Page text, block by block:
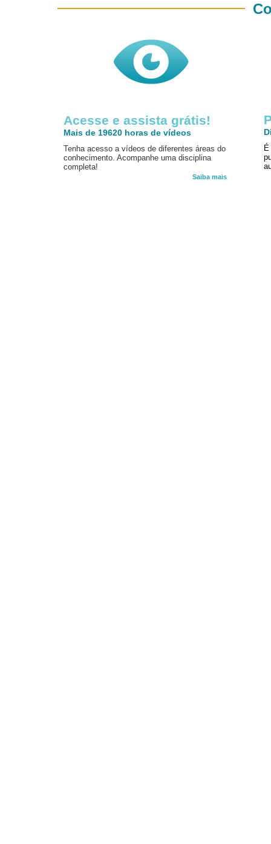
Acesse e assista grátis!
Mais de 19620 horas de vídeos
Tenha acesso a vídeos de diferentes áreas do
conhecimento. Acompanhe uma disciplina
completa!
Saiba mais